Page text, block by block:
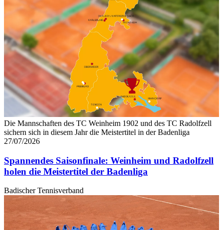
Die Mannschaften des TC Weinheim 1902 und des TC Radolfzell
sichern sich in diesem Jahr die Meistertitel in der Badenliga
27/07/2026
Spannendes Saisonfinale: Weinheim und Radolfzell
holen die Meistertitel der Badenliga
Badischer Tennisverband